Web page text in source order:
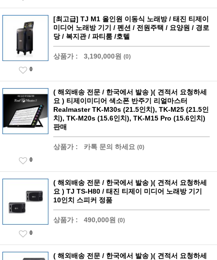
[최고급] TJ M1 올인원 이동식 노래방 / 태진 티제이
미디어 노래방 기기 / 펜션 / 전원주택 / 요양원 / 경로
당 / 복지관 / 파티룸 /호텔
상품가 : 3,190,000원 (0)
0
( 해외배송 전문 / 한국에서 발송 )( 견적서 요청하세
요 ) 티제이미디어 색소폰 반주기 리얼마스터
Realmaster TK-M30s (21.5인치), TK-M25 (21.5인
치), TK-M20s (15.6인치), TK-M15 Pro (15.6인치)
판매
상품가 : 카톡 문의 하세요 (0)
0
( 해외배송 전문 / 한국에서 발송 )( 견적서 요청하세
요 ) TJ TS-H80 / 태진 티제이 미디어 노래방 기기
10인치 스피커 정품
상품가 : 490,000원 (0)
0
( 해외배송 전문 / 한국에서 발송 )( 견적서 요청하세